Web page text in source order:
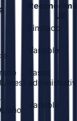
UE
Limitado
Variable
mes)
Tasas
año
Variable